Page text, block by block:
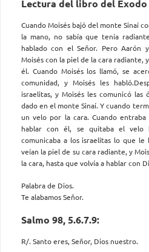
Lectura del libro del Éxodo
Cuando Moisés bajó del monte Sinaí
la mano, no sabía que tenía
hablado con el Señor. Pero Aarón
Moisés con la piel de la cara radiante,
él. Cuando Moisés los llamó, se
comunidad, y Moisés les
israelitas, y Moisés les comunicó
dado en el monte Sinaí. Y cuando
un velo por la cara. Cuando
hablar con él, se quitaba el velo
comunicaba a los israelitas lo que le
veían la piel de su cara radiante, y
la cara, hasta que volvía a hablar con
Palabra de Dios.
Te alabamos Señor.
Salmo 98, 5.6.7.9:
R/. Santo eres, Señor, Dios nuestro.